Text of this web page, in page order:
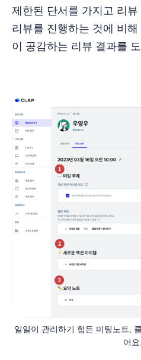
제한된 단서를 가지고 리
리뷰를 진행하는 것에 비
이 공감하는 리뷰 결과를
일일이 관리하기 힘든 미팅노트,
어요.